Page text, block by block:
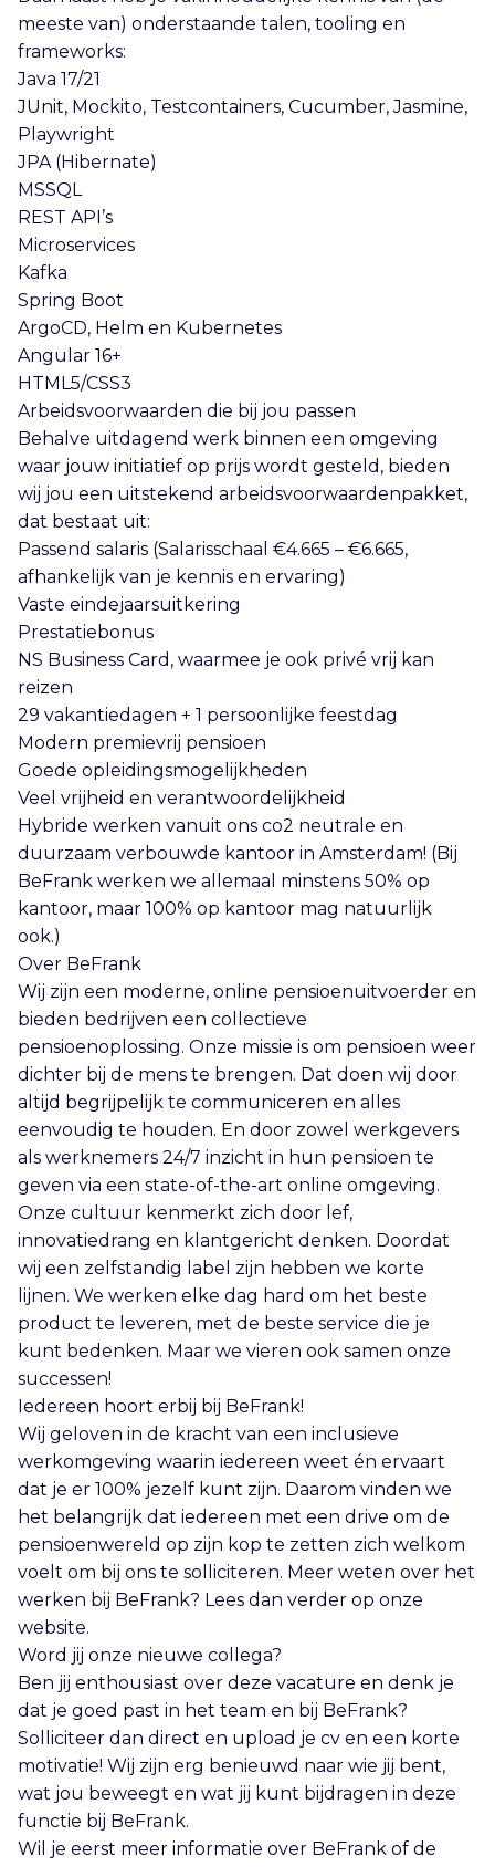
meeste van) onderstaande talen, tooling en
frameworks:
Java 17/21
JUnit, Mockito, Testcontainers, Cucumber, Jasmine,
Playwright
JPA (Hibernate)
MSSQL
REST API’s
Microservices
Kafka
Spring Boot
ArgoCD, Helm en Kubernetes
Angular 16+
HTML5/CSS3
Arbeidsvoorwaarden die bij jou passen
Behalve uitdagend werk binnen een omgeving
waar jouw initiatief op prijs wordt gesteld, bieden
wij jou een uitstekend arbeidsvoorwaardenpakket,
dat bestaat uit:
Passend salaris (Salarisschaal €4.665 – €6.665,
afhankelijk van je kennis en ervaring)
Vaste eindejaarsuitkering
Prestatiebonus
NS Business Card, waarmee je ook privé vrij kan
reizen
29 vakantiedagen + 1 persoonlijke feestdag
Modern premievrij pensioen
Goede opleidingsmogelijkheden
Veel vrijheid en verantwoordelijkheid
Hybride werken vanuit ons co2 neutrale en
duurzaam verbouwde kantoor in Amsterdam! (Bij
BeFrank werken we allemaal minstens 50% op
kantoor, maar 100% op kantoor mag natuurlijk
ook.)
Over BeFrank
Wij zijn een moderne, online pensioenuitvoerder en
bieden bedrijven een collectieve
pensioenoplossing. Onze missie is om pensioen weer
dichter bij de mens te brengen. Dat doen wij door
altijd begrijpelijk te communiceren en alles
eenvoudig te houden. En door zowel werkgevers
als werknemers 24/7 inzicht in hun pensioen te
geven via een state-of-the-art online omgeving.
Onze cultuur kenmerkt zich door lef,
innovatiedrang en klantgericht denken. Doordat
wij een zelfstandig label zijn hebben we korte
lijnen. We werken elke dag hard om het beste
product te leveren, met de beste service die je
kunt bedenken. Maar we vieren ook samen onze
successen!
Iedereen hoort erbij bij BeFrank!
Wij geloven in de kracht van een inclusieve
werkomgeving waarin iedereen weet én ervaart
dat je er 100% jezelf kunt zijn. Daarom vinden we
het belangrijk dat iedereen met een drive om de
pensioenwereld op zijn kop te zetten zich welkom
voelt om bij ons te solliciteren. Meer weten over het
werken bij BeFrank? Lees dan verder op onze
website.
Word jij onze nieuwe collega?
Ben jij enthousiast over deze vacature en denk je
dat je goed past in het team en bij BeFrank?
Solliciteer dan direct en upload je cv en een korte
motivatie! Wij zijn erg benieuwd naar wie jij bent,
wat jou beweegt en wat jij kunt bijdragen in deze
functie bij BeFrank.
Wil je eerst meer informatie over BeFrank of de